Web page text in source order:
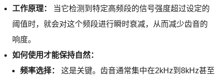
工作原理：
当它检测到特定高频段的信号强度超过设定的
阈值时，就会对这个频段进行瞬时衰减，从而减少齿音的
响度。
如何使用才能保持自然：
频率选择：
这是关键。齿音通常集中在2kHz到8kHz甚至